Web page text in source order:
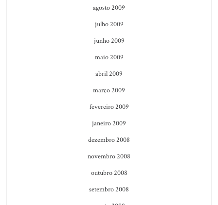
agosto 2009
julho 2009
junho 2009
maio 2009
abril 2009
março 2009
fevereiro 2009
janeiro 2009
dezembro 2008
novembro 2008
outubro 2008
setembro 2008